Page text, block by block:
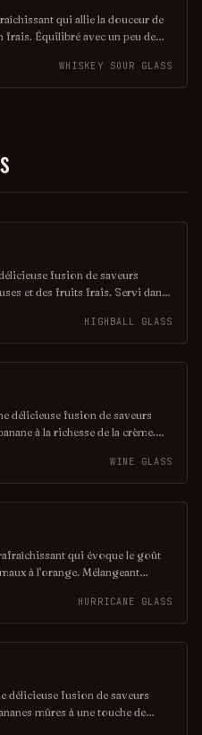
qui allie la douceur de
frais. Équilibré avec un peu de
à la fois vive et onctueuse.
qui recherchent une touche
WHISKEY SOUR GLASS
fusion de saveurs
et des fruits frais. Servi dans
sucrés. Sa présentation
un incontournable pour toute
HIGHBALL GLASS
délicieuse fusion de saveurs
à la richesse de la crème.
muscade, créant une expérience
réconfortante. Parfait pour les
des souvenirs de vacances
WINE GLASS
qui évoque le goût
à l'orange. Mélangeant
chaudes journées d'été. Servi
ce cocktail est un véritable
HURRICANE GLASS
délicieuse fusion de saveurs
mûres à une touche de